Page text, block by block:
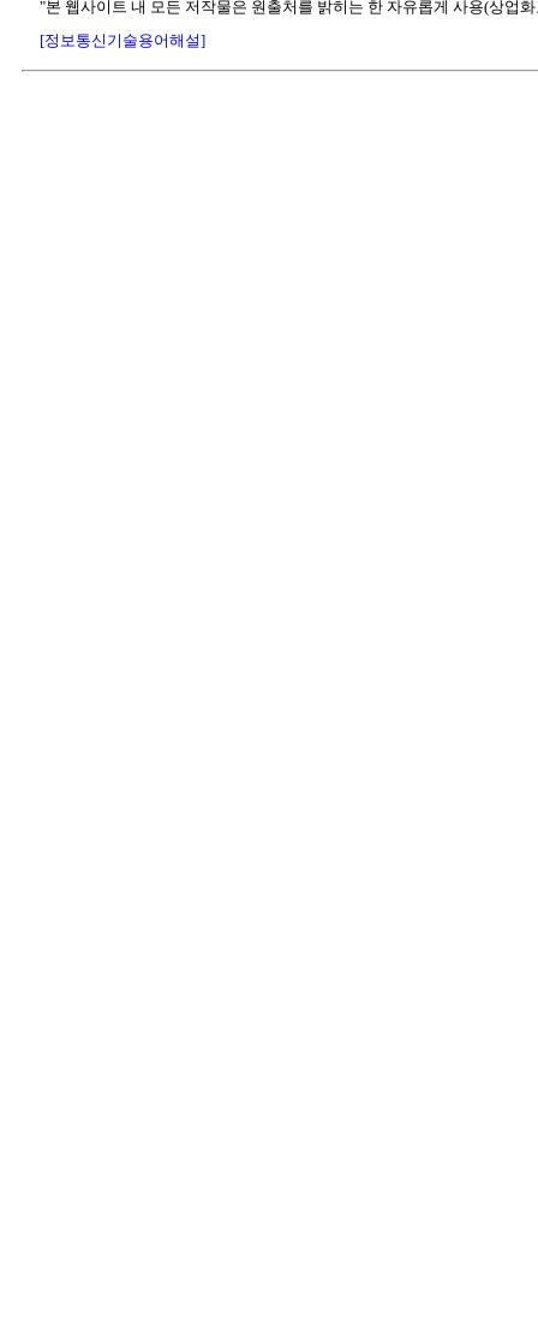
"본 웹사이트 내 모든 저작물은 원출처를 밝히는 한 자유롭게 사용(상업
[정보통신기술용어해설]